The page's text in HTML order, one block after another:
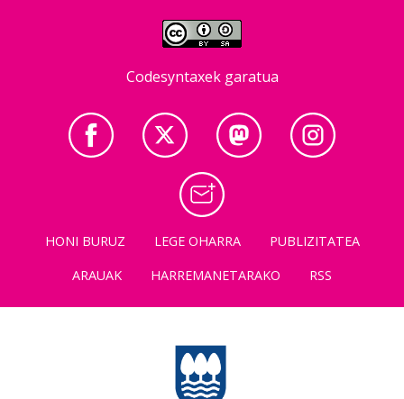
Codesyntaxek garatua
HONI BURUZ LEGE OHARRA
PUBLIZITATEA
ARAUAK
HARREMANETARAKO RSS